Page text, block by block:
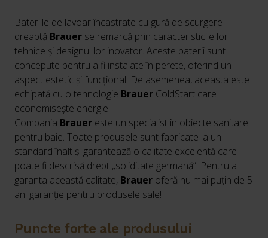
Bateriile de lavoar încastrate cu gură de scurgere
dreaptă Brauer se remarcă prin caracteristicile lor
tehnice și designul lor inovator. Aceste baterii sunt
concepute pentru a fi instalate în perete, oferind un
aspect estetic și funcțional. De asemenea, aceasta este
echipată cu o tehnologie Brauer ColdStart care
economisește energie.
Compania Brauer este un specialist în obiecte sanitare
pentru baie. Toate produsele sunt fabricate la un
standard înalt și garantează o calitate excelentă care
poate fi descrisă drept „soliditate germană”. Pentru a
garanta această calitate, Brauer oferă nu mai puțin de 5
ani garanție pentru produsele sale!
Puncte forte ale produsului